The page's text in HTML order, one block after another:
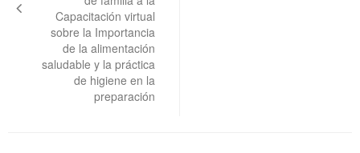
Capacitación virtual
sobre la Importancia
de la alimentación
saludable y la práctica
de higiene en la
preparación